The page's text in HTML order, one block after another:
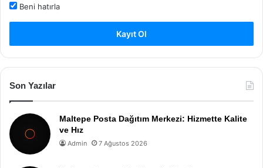
Beni hatırla
Kayıt Ol
Son Yazılar
Maltepe Posta Dağıtım Merkezi: Hizmette Kalite
ve Hız
Admin 7 Ağustos 2026